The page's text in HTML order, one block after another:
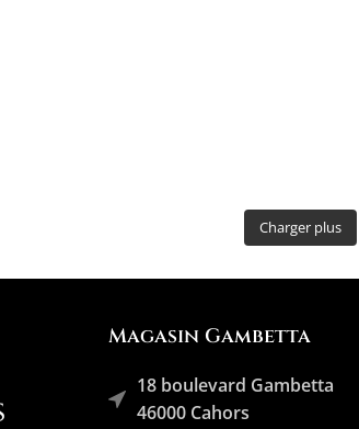
Charger plus
Magasin Gambetta
18 boulevard Gambetta
46000 Cahors